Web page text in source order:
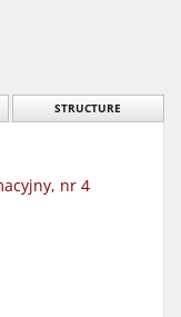
STRUCTURE
nr 4